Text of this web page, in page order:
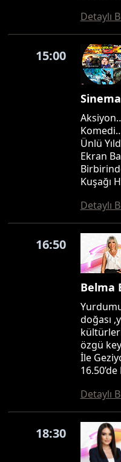
Detaylı
15:00
Sinema
Ünlü
Ekran
Kuşağı
Detaylı
16:50
Belma
doğası
özgü
İle
Detaylı
18:30